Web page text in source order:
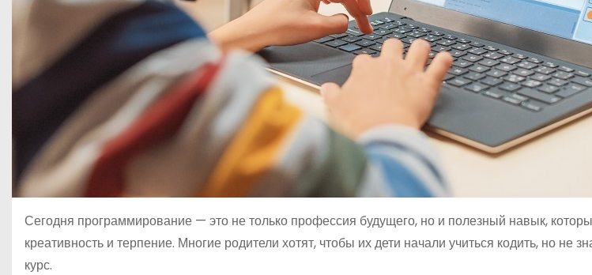
Сегодня программирование — это не только профессия будущего, но и полезный навык,
креативность и терпение. Многие родители хотят, чтобы их дети начали учиться кодить, но не
курс.